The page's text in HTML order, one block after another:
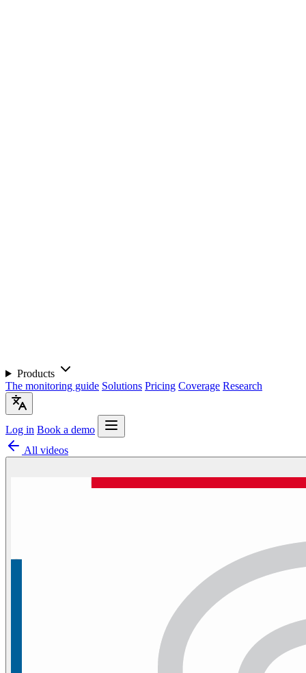
Products
The monitoring guide Solutions Pricing Coverage Research
Log in Book a demo
All videos